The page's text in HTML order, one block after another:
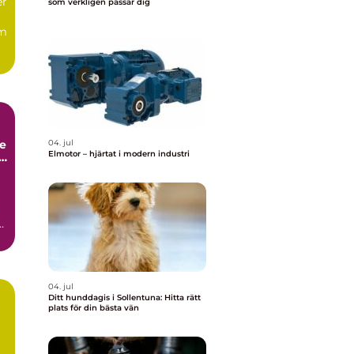
04. jul
Elmotor – hjärtat i modern industri
04. jul
Ditt hunddagis i Sollentuna: Hitta rätt
plats för din bästa vän